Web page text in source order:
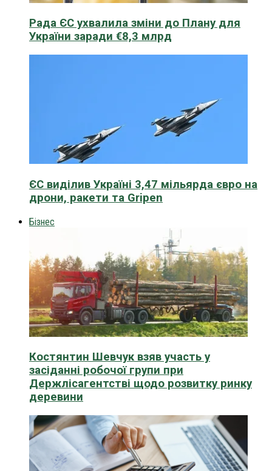
Рада ЄС ухвалила зміни до Плану для
України заради €8,3 млрд
ЄС виділив Україні 3,47 мільярда євро на
дрони, ракети та Gripen
Бізнес
Костянтин Шевчук взяв участь у
засіданні робочої групи при
Держлісагентстві щодо розвитку ринку
деревини